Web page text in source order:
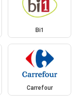
Bi1
Carrefour